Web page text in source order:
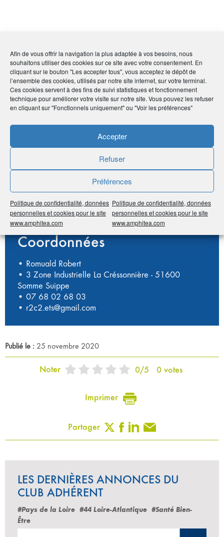
Afin de vous offrir la navigation la plus adaptée à vos besoins, nous
souhaitons utiliser des cookies sur ce site avec votre consentement. En
cliquant sur le bouton "Les accepter tous", vous acceptez le dépôt de
l’ensemble des cookies, utilisés par notre site internet, sur votre terminal.
Ces cookies servent à des fins de suivi statistiques et fonctionnement
technique pour améliorer votre visite sur notre site. Vous pouvez les refuser
en cliquant sur "Fonctionnels uniquement" ou "Voir les préférences"
Accepter
Refuser
Préférences
Politique de confidentialité, données
personnelles et cookies pour le site
www.amphitea.com
Politique de confidentialité, données
personnelles et cookies pour le site
www.amphitea.com
Suivez-nous sur Facebook
Coordonnées
• Romuald Robert
• 3 Zone Industrielle La Créssonnière - 51600
Somme Suippe
• 07 68 02 68 03
• r2c2.ets@gmail.com
Publié le : 25 novembre 2020
Noter 0/5 0votes
Imprimer
Partager
LES DERNIÈRES ANNONCES DU
CLUB ADHÉRENT
#Pays de la Loire #44 Loire-Atlantique #Santé Bien-
Être